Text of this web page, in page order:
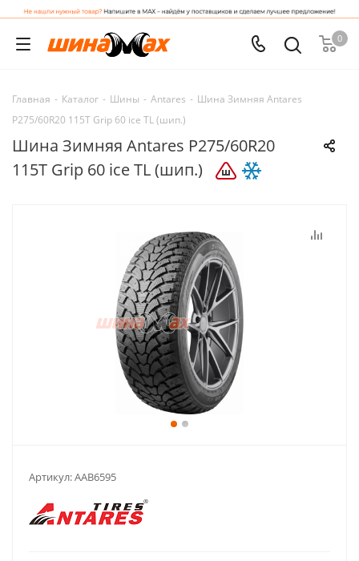
0
Главная - Каталог - Шины - Antares - Шина Зимняя Antares
P275/60R20 115T Grip 60 ice TL (шип.)
Шина Зимняя Antares P275/60R20
115T Grip 60 ice TL (шип.)
Артикул:AAB6595